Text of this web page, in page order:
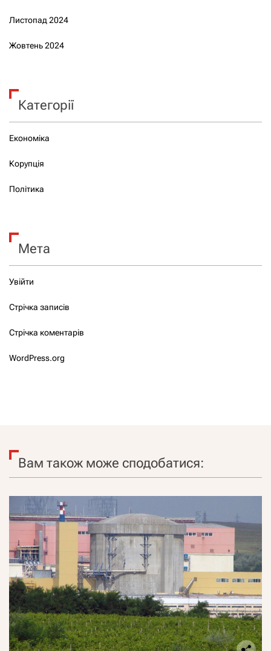
Листопад 2024
Жовтень 2024
Категорії
Економіка
Корупція
Політика
Мета
Увійти
Стрічка записів
Стрічка коментарів
WordPress.org
Вам також може сподобатися: